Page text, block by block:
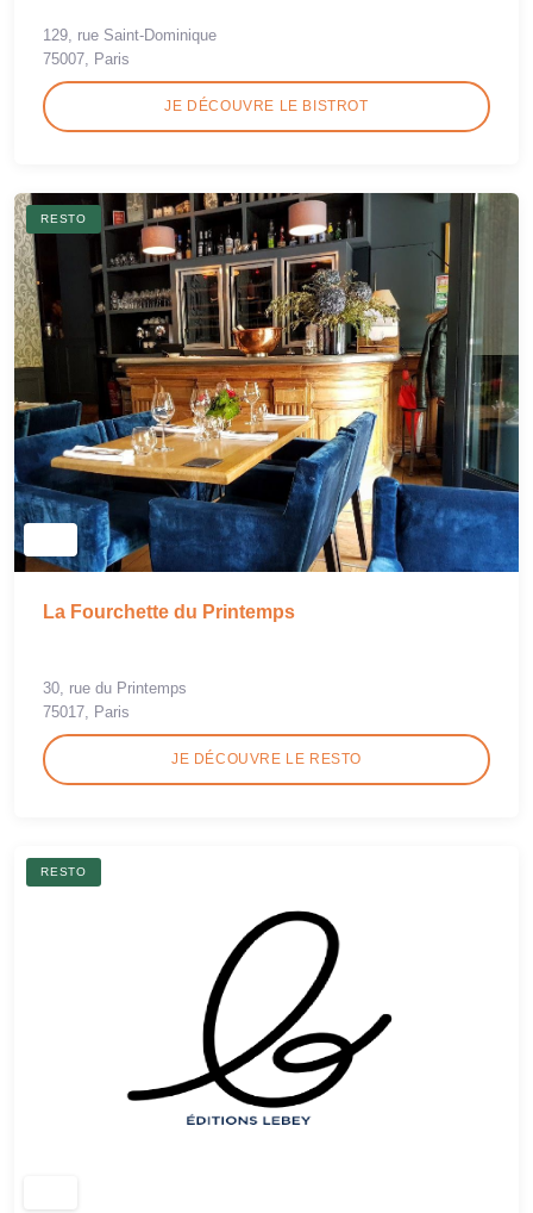
129, rue Saint-Dominique
75007, Paris
JE DÉCOUVRE LE BISTROT
RESTO
La Fourchette du Printemps
30, rue du Printemps
75017, Paris
JE DÉCOUVRE LE RESTO
RESTO